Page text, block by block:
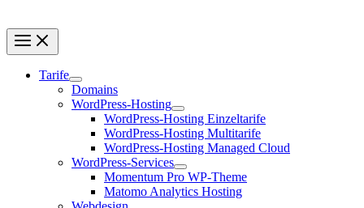
Tarife
Domains
WordPress-Hosting
WordPress-Hosting Einzeltarife
WordPress-Hosting Multitarife
WordPress-Hosting Managed Cloud
WordPress-Services
Momentum Pro WP-Theme
Matomo Analytics Hosting